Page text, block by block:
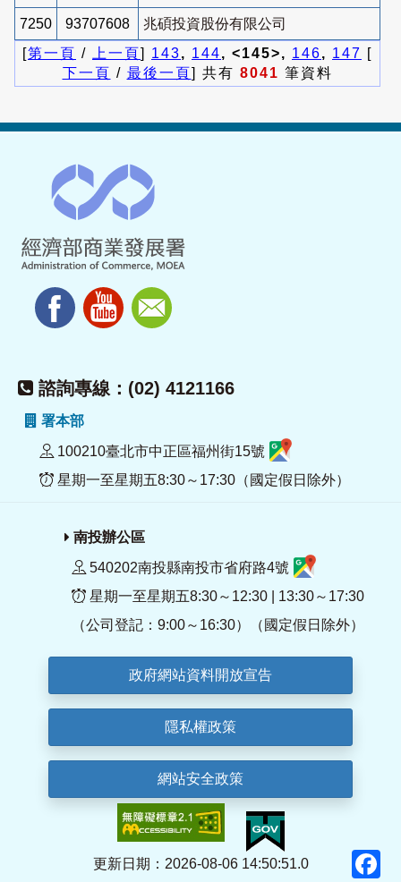
7250 93707608
兆碩投資股份有限公司
[第一頁 / 上一頁] 143, 144, <145>, 146, 147 [
下一頁 / 最後一頁] 共有 8041 筆資料
諮詢專線：(02) 4121166
署本部
100210臺北市中正區福州街15號
星期一至星期五8:30～17:30（國定假日除外）
南投辦公區
540202南投縣南投市省府路4號
星期一至星期五8:30～12:30 | 13:30～17:30
（公司登記：9:00～16:30）（國定假日除外）
政府網站資料開放宣告
隱私權政策
網站安全政策
更新日期：2026-08-06 14:50:51.0